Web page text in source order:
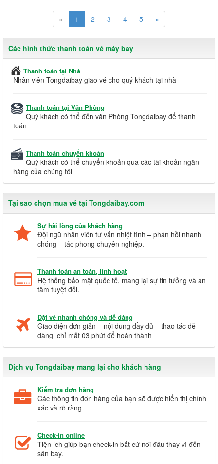
« 1 2 3 4 5 »
Các hình thức thanh toán vé máy bay
Thanh toán tại Nhà
Nhân viên Tongdaibay giao vé cho quý khách tại nhà
Thanh toán tại Văn Phòng
Quý khách có thể đến văn Phòng Tongdaibay để thanh
toán
Thanh toán chuyển khoản
Quý khách có thể chuyển khoản qua các tài khoản ngân
hàng của chúng tôi
Tại sao chọn mua vé tại Tongdaibay.com
Sự hài lòng của khách hàng
Đội ngũ nhân viên tư vấn nhiệt tình – phản hồi nhanh
chóng – tác phong chuyên nghiệp.
Thanh toán an toàn, linh hoạt
Hệ thống bảo mật quốc tế, mang lại sự tin tưởng và an
tâm tuyệt đối.
Đặt vé nhanh chóng và dễ dàng
Giao diện đơn giản – nội dung đầy đủ – thao tác dễ
dàng, chỉ mất 03 phút để hoàn thành
Dịch vụ Tongdaibay mang lại cho khách hàng
Kiểm tra đơn hàng
Các thông tin đơn hàng của bạn sẽ được hiển thị chính
xác và rõ ràng.
Check-in online
Tiện ích giúp bạn check-in bất cứ nơi đâu thay vì đến
sân bay.